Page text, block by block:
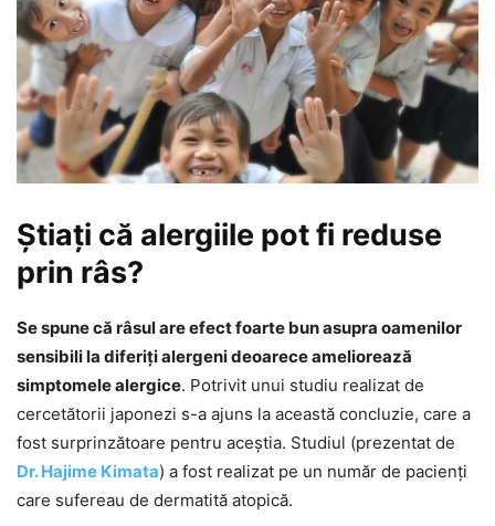
Știați că alergiile pot fi reduse
prin râs?
Se spune că râsul are efect foarte bun asupra oamenilor
sensibili la diferiți alergeni deoarece ameliorează
simptomele alergice. Potrivit unui studiu realizat de
cercetătorii japonezi s-a ajuns la această concluzie, care a
fost surprinzătoare pentru aceștia. Studiul (prezentat de
Dr. Hajime Kimata) a fost realizat pe un număr de pacienți
care sufereau de dermatită atopică.